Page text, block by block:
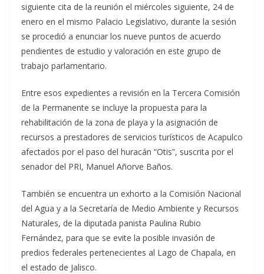
siguiente cita de la reunión el miércoles siguiente, 24 de
enero en el mismo Palacio Legislativo, durante la sesión
se procedió a enunciar los nueve puntos de acuerdo
pendientes de estudio y valoración en este grupo de
trabajo parlamentario.
Entre esos expedientes a revisión en la Tercera Comisión
de la Permanente se incluye la propuesta para la
rehabilitación de la zona de playa y la asignación de
recursos a prestadores de servicios turísticos de Acapulco
afectados por el paso del huracán “Otis”, suscrita por el
senador del PRI, Manuel Añorve Baños.
También se encuentra un exhorto a la Comisión Nacional
del Agua y a la Secretaría de Medio Ambiente y Recursos
Naturales, de la diputada panista Paulina Rubio
Fernández, para que se evite la posible invasión de
predios federales pertenecientes al Lago de Chapala, en
el estado de Jalisco.